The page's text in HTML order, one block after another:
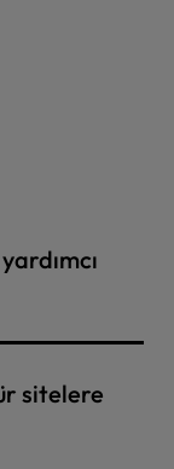
arama
sitelere